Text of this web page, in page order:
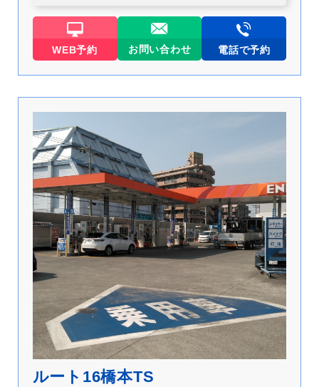
WEB予約 お問い合わせ 電話で予約
ルート16橋本TS